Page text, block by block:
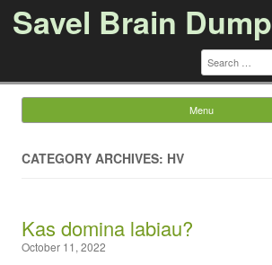
Savel Brain Dump
Search
for:
Menu
CATEGORY ARCHIVES: HV
Kas domina labiau?
October 11, 2022